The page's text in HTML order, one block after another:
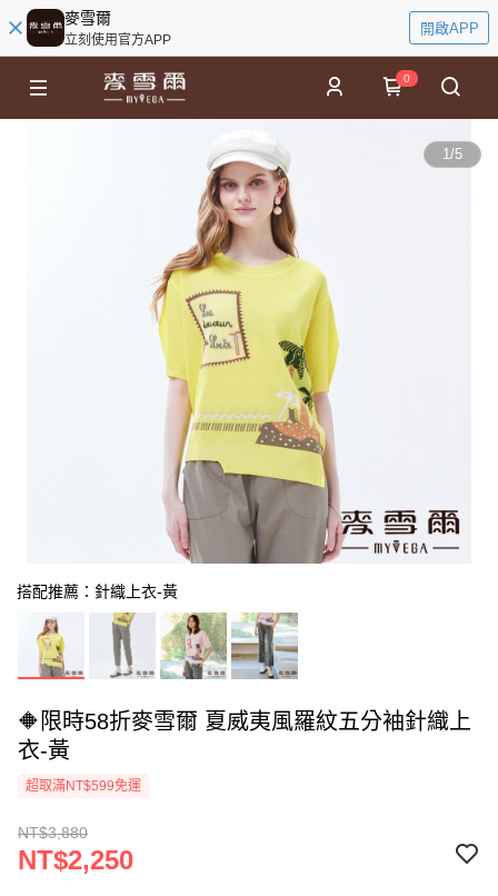
麥雪爾
立刻使用官方APP
開啟APP
0
1/5
搭配推薦：針織上衣-黃
🔶限時58折麥雪爾 夏威夷風羅紋五分袖針織上
衣-黃
超取滿NT$599免運
NT$3,880
NT$2,250